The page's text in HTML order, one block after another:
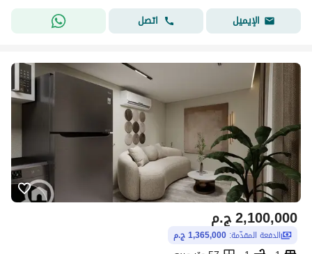
الإيميل
اتصل
ج.م2,100,000
الدفعة المقدّمة: 1,365,000 ج.م